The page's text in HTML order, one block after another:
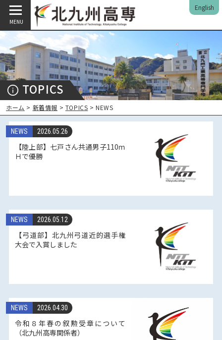
MENU
English
TOPICS
ホーム > 新着情報 > TOPICS > NEWS
2026.05.26
NEWS
【陸上部】七戸さん共通男子110ｍ
Ｈで優勝
2026.05.12
NEWS
【弓道部】北九州弓道近的選手権
大会で入賞しました
2026.04.30
NEWS
令和８年春の叙勲受章について
（北九州高専関係者）